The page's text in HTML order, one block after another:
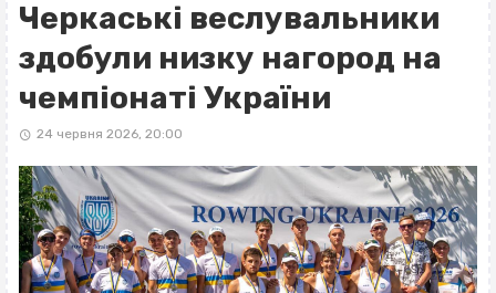
Черкаські веслувальники
здобули низку нагород на
чемпіонаті України
24 червня 2026, 20:00